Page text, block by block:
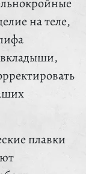
на теле,
плавки